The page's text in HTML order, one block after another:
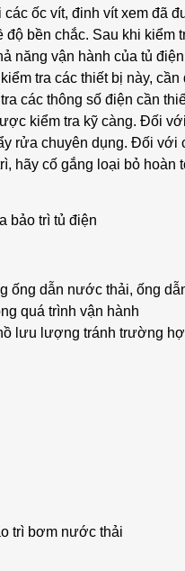
ốc vít, đinh vít xem đã
bền chắc. Sau khi kiểm
năng vận hành của tủ
tra các thiết bị này,
các thông số điện cần
kiểm tra kỹ càng. Đối
rửa chuyên dụng. Đối với
hãy cố gắng loại bỏ hoàn
bảo trì tủ điện
ống dẫn nước thải, ống
quá trình vận hành
lưu lượng tránh trường
trì bơm nước thải